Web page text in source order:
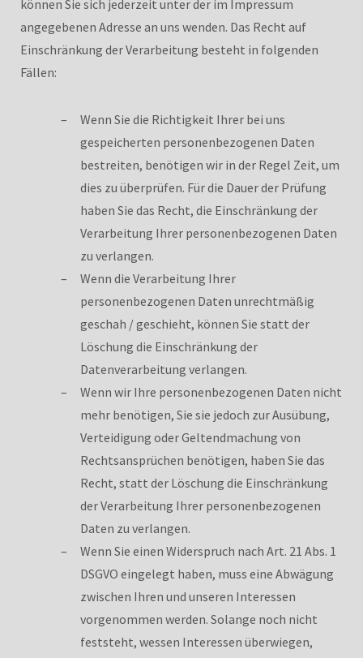
können Sie sich jederzeit unter der im Impressum
angegebenen Adresse an uns wenden. Das Recht auf
Einschränkung der Verarbeitung besteht in folgenden
Fällen:
Wenn Sie die Richtigkeit Ihrer bei uns
gespeicherten personenbezogenen Daten
bestreiten, benötigen wir in der Regel Zeit, um
dies zu überprüfen. Für die Dauer der Prüfung
haben Sie das Recht, die Einschränkung der
Verarbeitung Ihrer personenbezogenen Daten
zu verlangen.
Wenn die Verarbeitung Ihrer
personenbezogenen Daten unrechtmäßig
geschah / geschieht, können Sie statt der
Löschung die Einschränkung der
Datenverarbeitung verlangen.
Wenn wir Ihre personenbezogenen Daten nicht
mehr benötigen, Sie sie jedoch zur Ausübung,
Verteidigung oder Geltendmachung von
Rechtsansprüchen benötigen, haben Sie das
Recht, statt der Löschung die Einschränkung
der Verarbeitung Ihrer personenbezogenen
Daten zu verlangen.
Wenn Sie einen Widerspruch nach Art. 21 Abs. 1
DSGVO eingelegt haben, muss eine Abwägung
zwischen Ihren und unseren Interessen
vorgenommen werden. Solange noch nicht
feststeht, wessen Interessen überwiegen,